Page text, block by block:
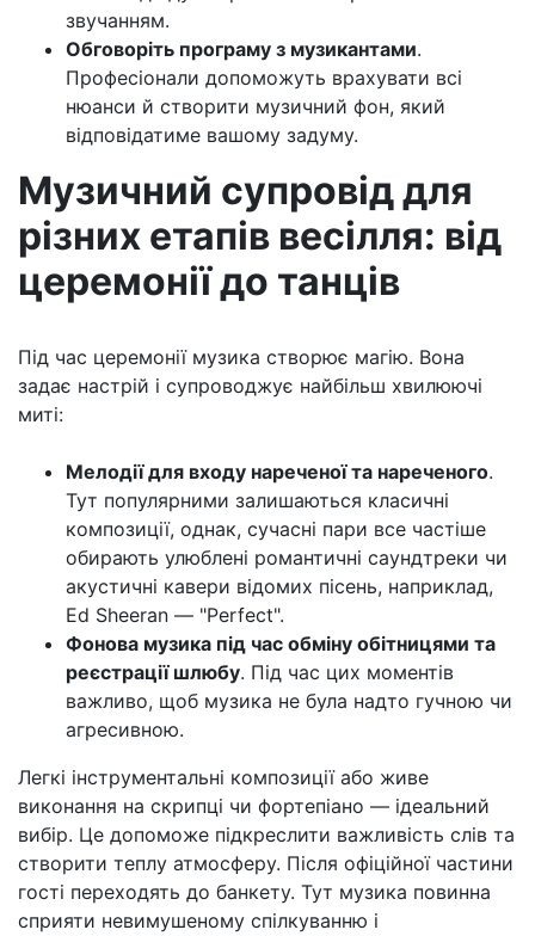
звучанням.
Обговоріть програму з музикантами.
Професіонали допоможуть врахувати всі
нюанси й створити музичний фон, який
відповідатиме вашому задуму.
Музичний супровід для
різних етапів весілля: від
церемонії до танців
Під час церемонії музика створює магію. Вона
задає настрій і супроводжує найбільш хвилюючі
миті:
Мелодії для входу нареченої та нареченого.
Тут популярними залишаються класичні
композиції, однак, сучасні пари все частіше
обирають улюблені романтичні саундтреки чи
акустичні кавери відомих пісень, наприклад,
Ed Sheeran — "Perfect".
Фонова музика під час обміну обітницями та
реєстрації шлюбу. Під час цих моментів
важливо, щоб музика не була надто гучною чи
агресивною.
Легкі інструментальні композиції або живе
виконання на скрипці чи фортепіано — ідеальний
вибір. Це допоможе підкреслити важливість слів та
створити теплу атмосферу. Після офіційної частини
гості переходять до банкету. Тут музика повинна
сприяти невимушеному спілкуванню і